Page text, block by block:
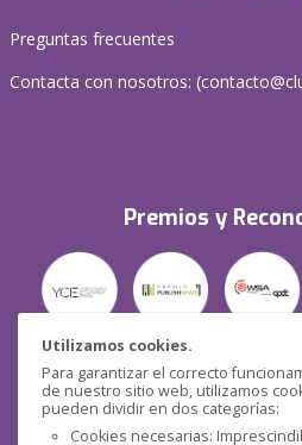
Utilizamos cookies.
Para garantizar el correcto
de nuestro sitio web, utilizamos
pueden dividir en dos categorías:
Cookies necesarias:
Preguntas frecuentes
Contacta con nosotros: (
Premios y